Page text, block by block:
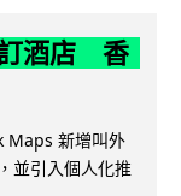
訂酒店 香
Maps 新增叫外
並引入個人化推